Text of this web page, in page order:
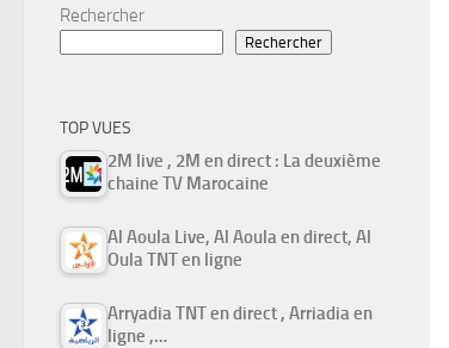
Rechercher
Rechercher
TOP VUES
2M live , 2M en direct : La deuxième
chaine TV Marocaine
Al Aoula Live, Al Aoula en direct, Al
Oula TNT en ligne
Arryadia TNT en direct , Arriadia en
ligne ,…